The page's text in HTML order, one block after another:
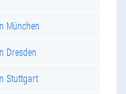
München
Dresden
Stuttgart